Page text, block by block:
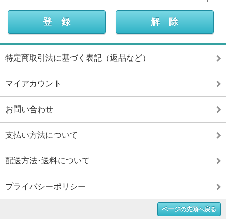
特定商取引法に基づく表記（返品など）
マイアカウント
お問い合わせ
支払い方法について
配送方法･送料について
プライバシーポリシー
ページの先頭へ戻る